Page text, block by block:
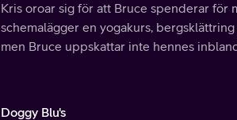
Kris oroar sig för att Bruce spenderar för
schemalägger en yogakurs,
men Bruce uppskattar inte hennes
Doggy Blu's